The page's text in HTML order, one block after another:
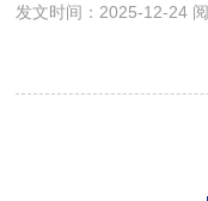
发文时间：2025-12-24 阅